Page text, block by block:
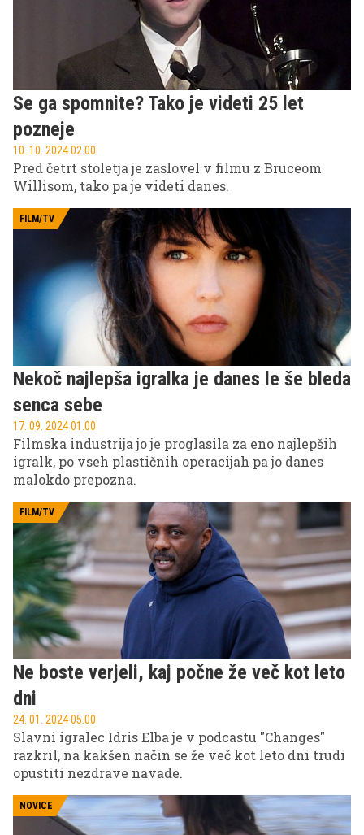
se je glede človeške narave naučila v vseh teh letih
spremljanja kriminalnih dejanj.
Se ga spomnite? Tako je videti 25 let
pozneje
10. 10. 2024 02.00
Pred četrt stoletja je zaslovel v filmu z Bruceom
Willisom, tako pa je videti danes.
FILM/TV
Nekoč najlepša igralka je danes le še bleda
senca sebe
17. 09. 2024 01.00
Filmska industrija jo je proglasila za eno najlepših
igralk, po vseh plastičnih operacijah pa jo danes
malokdo prepozna.
FILM/TV
Ne boste verjeli, kaj počne že več kot leto
dni
24. 01. 2024 05.00
Slavni igralec Idris Elba je v podcastu "Changes"
razkril, na kakšen način se že več kot leto dni trudi
opustiti nezdrave navade.
NOVICE